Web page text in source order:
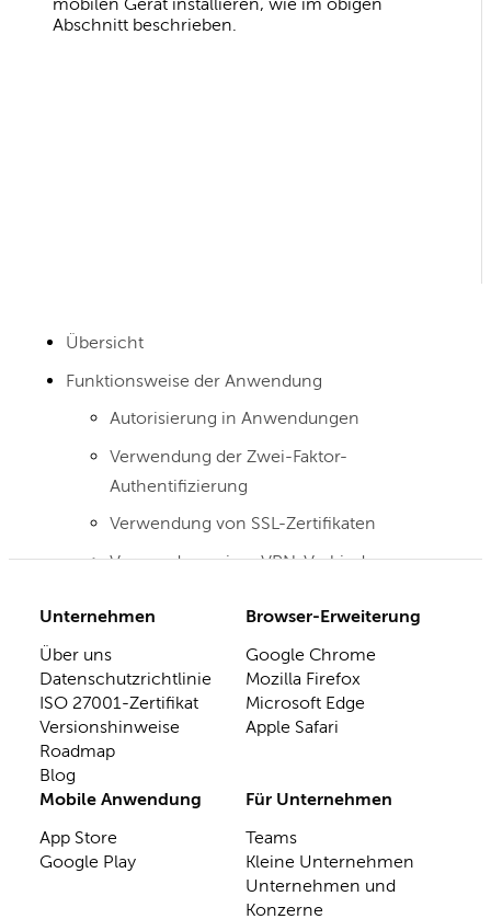
Abschnitt beschrieben.
Übersicht
Funktionsweise der Anwendung
Autorisierung in Anwendungen
Verwendung der Zwei-Faktor-
Authentifizierung
Verwendung von SSL-Zertifikaten
Verwendung einer VPN-Verbindung
Unternehmen
Über uns
Datenschutzrichtlinie
ISO 27001-Zertifikat
Versionshinweise
Roadmap
Blog
Browser-Erweiterung
Google Chrome
Mozilla Firefox
Microsoft Edge
Apple Safari
Mobile Anwendung
App Store
Google Play
Für Unternehmen
Teams
Kleine Unternehmen
Unternehmen und
Konzerne